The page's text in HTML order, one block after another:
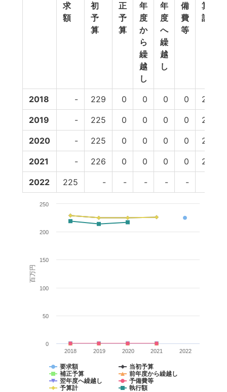
求
額
初
予
算
正
予
算
年
度
か
ら
繰
越
し
年
度
へ
繰
越
し
備
費
等
算
計
2018 - 229 0 0 0 0 229
2019 - 225 0 0 0 0 225
2020 - 225 0 0 0 0 225
2021 - 226 0 0 0 0 226
2022 225 - - - - -
百万円
要求額
当初予算
補正予算
前年度から繰越し
翌年度へ繰越し
予備費等
予算計
執行額
2018 2019 2020 2021 2022
0
50
100
150
200
250